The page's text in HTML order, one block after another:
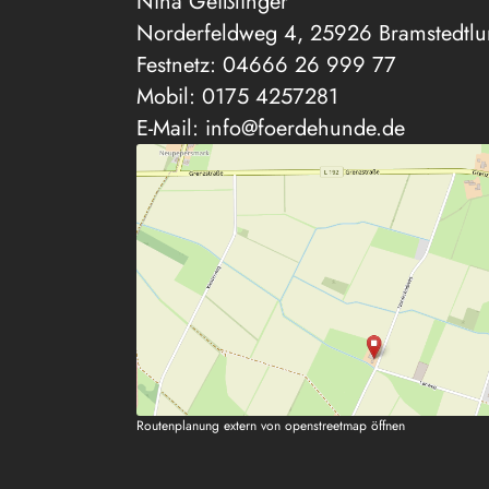
Norderfeldweg 4, 25926
Festnetz: 04666 26 999 77
Mobil: 0175 4257281
E-Mail: info@foerdehunde.de
Routenplanung extern von openstreetmap öffnen